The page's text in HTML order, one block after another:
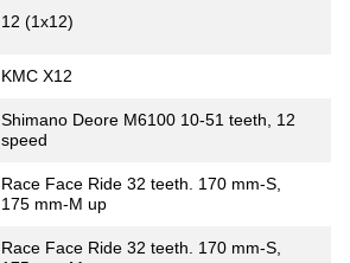
12 (1x12)
KMC X12
Shimano Deore M6100 10-51 teeth, 12
speed
Race Face Ride 32 teeth. 170 mm-S,
175 mm-M up
Race Face Ride 32 teeth. 170 mm-S,